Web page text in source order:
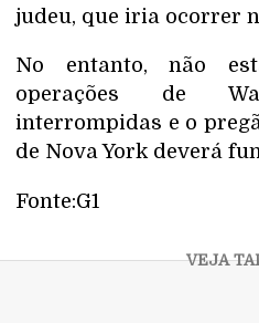
judeu, que iria ocorrer
No entanto, não
operações de
interrompidas e o
de Nova York deverá
Fonte:G1